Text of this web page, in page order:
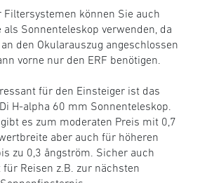
Filtersystemen können Sie auch
als Sonnenteleskop verwenden, da
den Okularauszug angeschlossen
vorne nur den ERF benötigen.
für den Einsteiger ist das
H-alpha 60 mm Sonnenteleskop.
es zum moderaten Preis mit 0,7
aber auch für höheren
zu 0,3 ångström. Sicher auch
Reisen z.B. zur nächsten